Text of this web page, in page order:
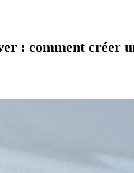
: comment créer